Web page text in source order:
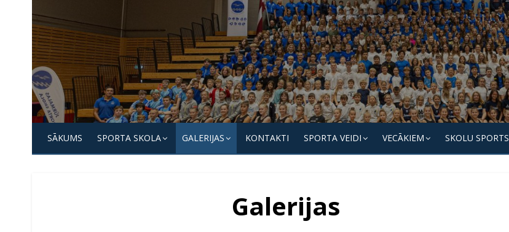
to
content
Jūrmalas
Sporta
skola
SĀKUMS SPORTA SKOLA GALERIJAS KONTAKTI SPORTA VEIDI VECĀKIEM SKOLU SPORTS
Galerijas